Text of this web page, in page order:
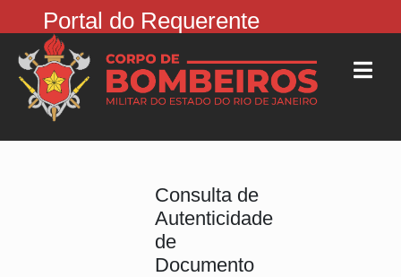
Portal do Requerente
Consulta de
Autenticidade
de
Documento